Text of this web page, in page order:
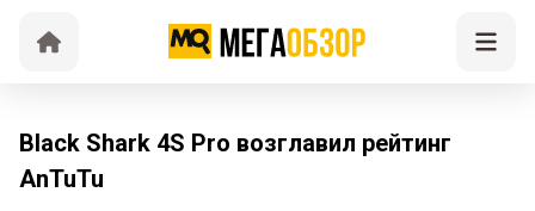
Black Shark 4S Pro возглавил рейтинг
AnTuTu